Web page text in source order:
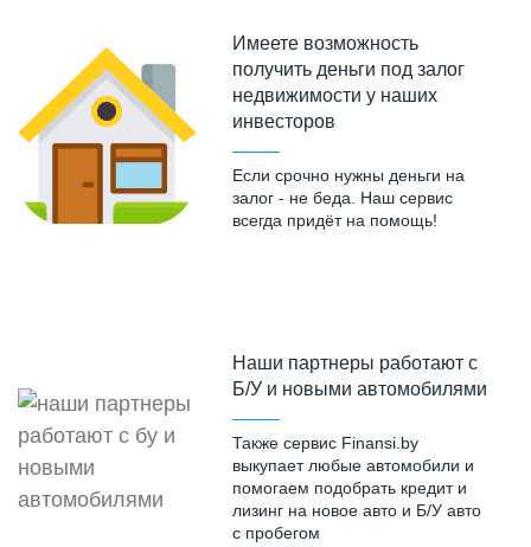
Имеете возможность
получить деньги под залог
недвижимости у наших
инвесторов
Если срочно нужны деньги на
залог - не беда. Наш сервис
всегда придёт на помощь!
Наши партнеры работают с
Б/У и новыми автомобилями
Также сервис Finansi.by
выкупает любые автомобили и
помогаем подобрать кредит и
лизинг на новое авто и Б/У авто
с пробегом